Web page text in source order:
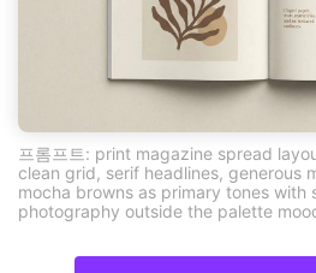
프롬프트: print magazine spread
clean grid, serif headlines, generous
mocha browns as primary tones with
photography outside the palette